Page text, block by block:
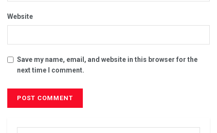
Website
Save my name, email, and website in this browser for the
next time I comment.